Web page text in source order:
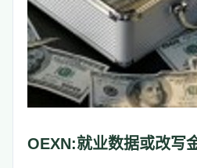
OEXN:就业数据或改写